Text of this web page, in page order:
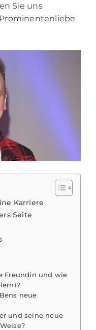
Sie uns
Karriere
Seite
Freundin und wie
neue
und seine neue